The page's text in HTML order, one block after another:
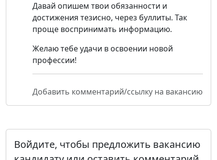
Давай опишем твои обязанности и
достижения тезисно, через буллиты. Так
проще воспринимать информацию.
Желаю тебе удачи в освоении новой
профессии!
Добавить комментарий/ссылку на вакансию
Войдите, чтобы предложить вакансию